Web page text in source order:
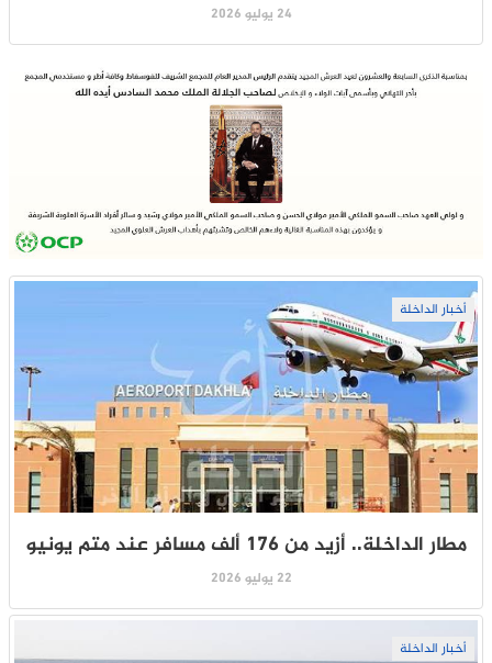
24 يوليو 2026
أخبار الداخلة
مطار الداخلة.. أزيد من 176 ألف مسافر عند متم يونيو
22 يوليو 2026
أخبار الداخلة